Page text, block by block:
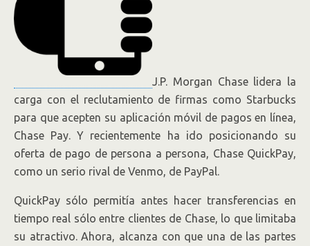
J.P. Morgan Chase lidera la
carga con el reclutamiento de firmas como Starbucks
para que acepten su aplicación móvil de pagos en línea,
Chase Pay. Y recientemente ha ido posicionando su
oferta de pago de persona a persona, Chase QuickPay,
como un serio rival de Venmo, de PayPal.
QuickPay sólo permitía antes hacer transferencias en
tiempo real sólo entre clientes de Chase, lo que limitaba
su atractivo. Ahora, alcanza con que una de las partes